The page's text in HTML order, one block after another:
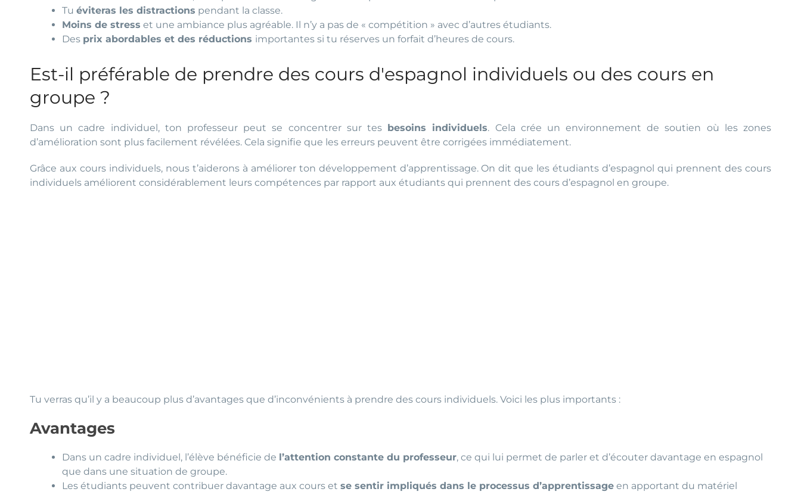
Tu éviteras les distractions pendant la classe.
Moins de stress et une ambiance plus agréable. Il n’y a pas de « compétition » avec d’autres étudiants.
Des prix abordables et des réductions importantes si tu réserves un forfait d’heures de cours.
Est-il préférable de prendre des cours d'espagnol individuels ou des cours en
groupe ?
Dans un cadre individuel, ton professeur peut se concentrer sur tes besoins individuels. Cela crée un environnement de soutien où les zones
d’amélioration sont plus facilement révélées. Cela signifie que les erreurs peuvent être corrigées immédiatement.
Grâce aux cours individuels, nous t’aiderons à améliorer ton développement d’apprentissage. On dit que les étudiants d’espagnol qui prennent des cours
individuels améliorent considérablement leurs compétences par rapport aux étudiants qui prennent des cours d’espagnol en groupe.
Tu verras qu’il y a beaucoup plus d’avantages que d’inconvénients à prendre des cours individuels. Voici les plus importants :
Avantages
Dans un cadre individuel, l’élève bénéficie de l’attention constante du professeur, ce qui lui permet de parler et d’écouter davantage en espagnol
que dans une situation de groupe.
Les étudiants peuvent contribuer davantage aux cours et se sentir impliqués dans le processus d’apprentissage en apportant du matériel